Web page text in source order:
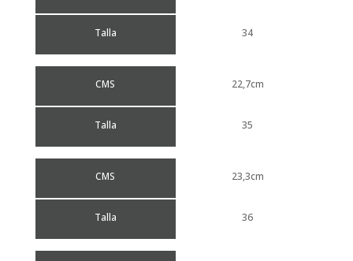
Talla 34
CMS
Talla
22,7cm
35
CMS
Talla
23,3cm
36